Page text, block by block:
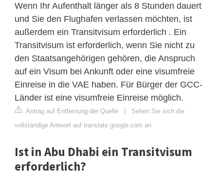
Wenn Ihr Aufenthalt länger als 8 Stunden dauert
und Sie den Flughafen verlassen möchten, ist
außerdem ein Transitvisum erforderlich . Ein
Transitvisum ist erforderlich, wenn Sie nicht zu
den Staatsangehörigen gehören, die Anspruch
auf ein Visum bei Ankunft oder eine visumfreie
Einreise in die VAE haben. Für Bürger der GCC-
Länder ist eine visumfreie Einreise möglich.
Antrag auf Entfernung der Quelle | Sehen Sie sich die
vollständige Antwort auf translate.google.com an
Ist in Abu Dhabi ein Transitvisum
erforderlich?